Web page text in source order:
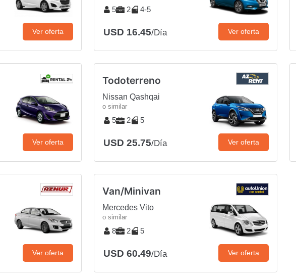
Ver oferta
5 2 4-5
USD 16.45/Día Ver oferta
Ver oferta
Todoterreno
Nissan Qashqai
o similar
5 2 5
USD 25.75/Día Ver oferta
Ver oferta
Van/Minivan
Mercedes Vito
o similar
8 2 5
USD 60.49/Día Ver oferta